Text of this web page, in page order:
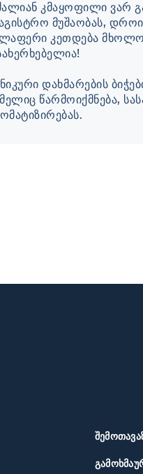
კმაყოფილი ვარ
მუშაობას,
კეთდება
დახმარების
წარმოიქმნება,